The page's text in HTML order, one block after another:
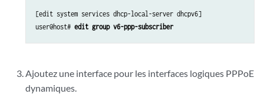
        lo0 {
                family inet {
                        primary;
                        preferred;
[edit system services dhcp-local-server dhcpv6]
user@host# edit group v6-ppp-subscriber
Ajoutez une interface pour les interfaces logiques PPPoE
dynamiques.